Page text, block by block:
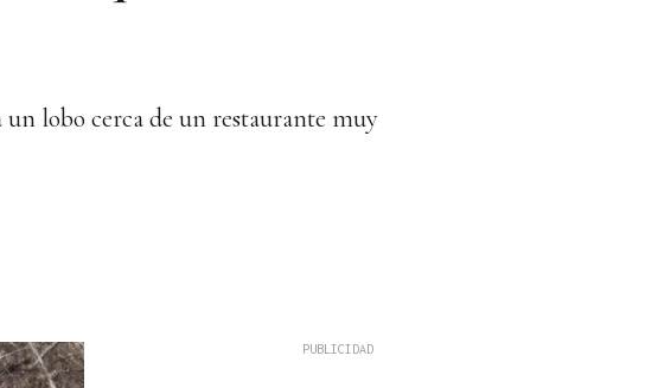
lobo cerca de un restaurante muy